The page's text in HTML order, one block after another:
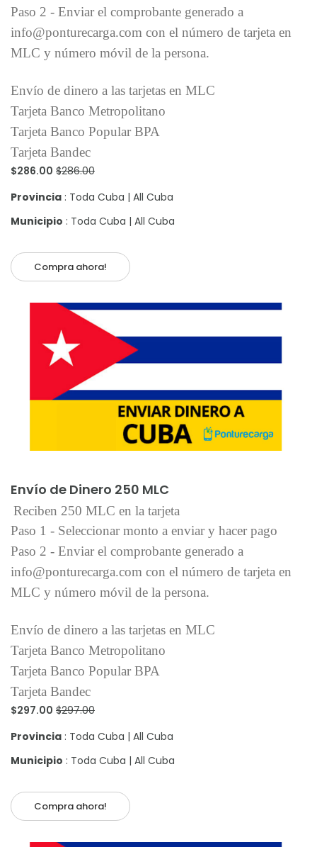
Paso 2 - Enviar el comprobante generado a
info@ponturecarga.com con el número de tarjeta en
MLC y número móvil de la persona.
Envío de dinero a las tarjetas en MLC
Tarjeta Banco Metropolitano
Tarjeta Banco Popular BPA
Tarjeta Bandec
$286.00 $286.00
Provincia : Toda Cuba | All Cuba
Municipio : Toda Cuba | All Cuba
Compra ahora!
Envío de Dinero 250 MLC
Reciben 250 MLC en la tarjeta
Paso 1 - Seleccionar monto a enviar y hacer pago
Paso 2 - Enviar el comprobante generado a
info@ponturecarga.com con el número de tarjeta en
MLC y número móvil de la persona.
Envío de dinero a las tarjetas en MLC
Tarjeta Banco Metropolitano
Tarjeta Banco Popular BPA
Tarjeta Bandec
$297.00 $297.00
Provincia : Toda Cuba | All Cuba
Municipio : Toda Cuba | All Cuba
Compra ahora!